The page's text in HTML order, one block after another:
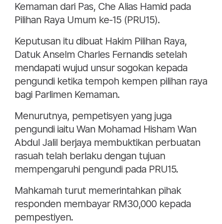
Kemaman dari Pas, Che Alias Hamid pada
Pilihan Raya Umum ke-15 (PRU15).
Keputusan itu dibuat Hakim Pilihan Raya,
Datuk Anselm Charles Fernandis setelah
mendapati wujud unsur sogokan kepada
pengundi ketika tempoh kempen pilihan raya
bagi Parlimen Kemaman.
Menurutnya, pempetisyen yang juga
pengundi iaitu Wan Mohamad Hisham Wan
Abdul Jalil berjaya membuktikan perbuatan
rasuah telah berlaku dengan tujuan
mempengaruhi pengundi pada PRU15.
Mahkamah turut memerintahkan pihak
responden membayar RM30,000 kepada
pempestiyen.